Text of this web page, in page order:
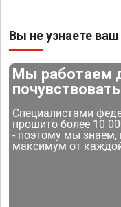
Вы не узнаете
Мы работаем
Специалистами
прошито более 10
- поэтому мы знаем,
максимум от